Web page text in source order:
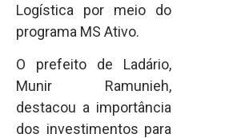
Logística por meio do
programa MS Ativo.
O prefeito de Ladário,
Munir Ramunieh,
destacou a importância
dos investimentos para